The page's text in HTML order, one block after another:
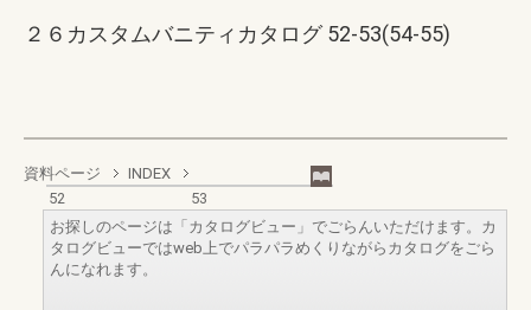
２６カスタムバニティカタログ 52-53(54-55)
資料ページ
INDEX
52
53
お探しのページは「カタログビュー」でごらんいただけます。カ
タログビューではweb上でパラパラめくりながらカタログをごら
んになれます。